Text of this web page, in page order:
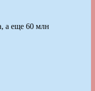
а еще 60 млн